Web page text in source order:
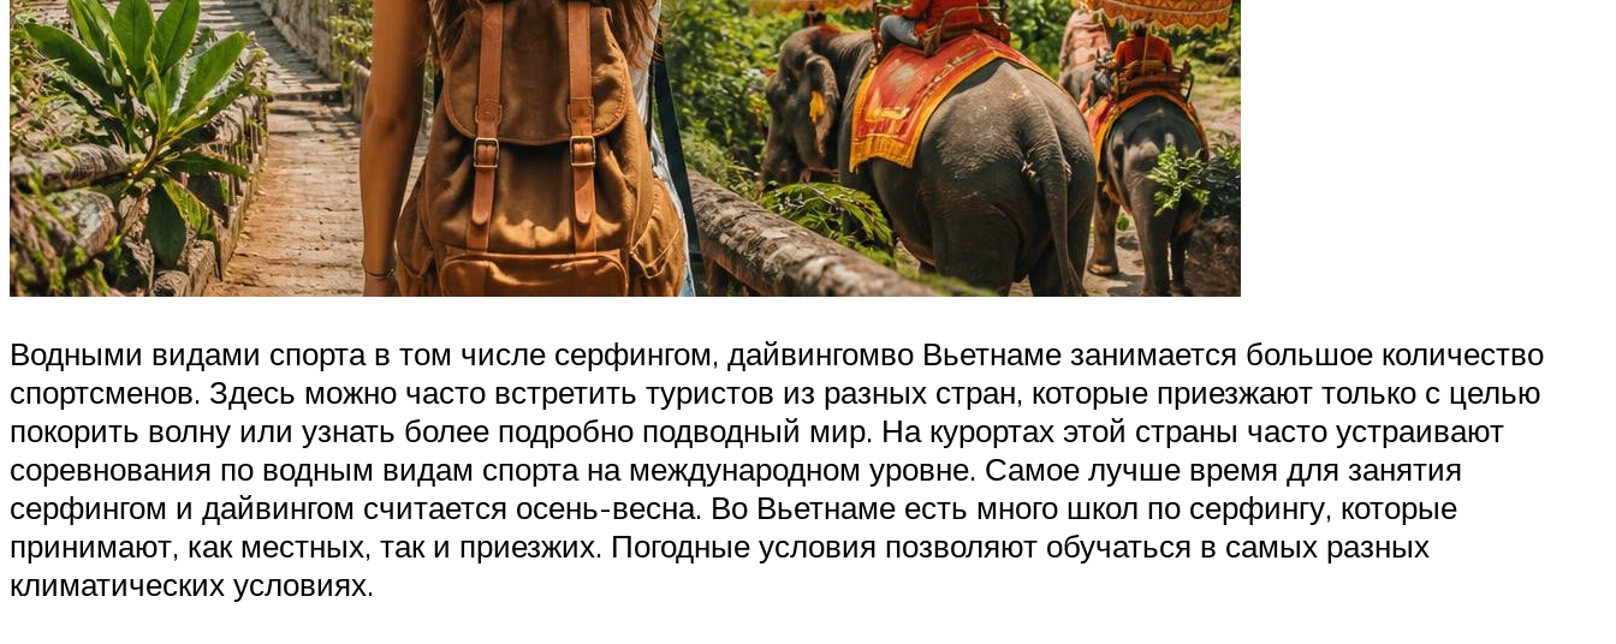
Водными видами спорта в том числе серфингом, дайвингомво Вьетнаме занимается большое количество
спортсменов. Здесь можно часто встретить туристов из разных стран, которые приезжают только с целью
покорить волну или узнать более подробно подводный мир. На курортах этой страны часто устраивают
соревнования по водным видам спорта на международном уровне. Самое лучше время для занятия
серфингом и дайвингом считается осень-весна. Во Вьетнаме есть много школ по серфингу, которые
принимают, как местных, так и приезжих. Погодные условия позволяют обучаться в самых разных
климатических условиях.